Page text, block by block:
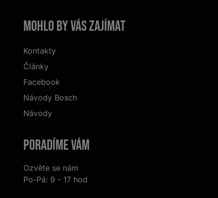
Mohlo by vás zajímat
Kontakty
Články
Facebook
Návody Bosch
Návody
Poradíme Vám
Ozvěte se nám
Po-Pá: 9 - 17 hod